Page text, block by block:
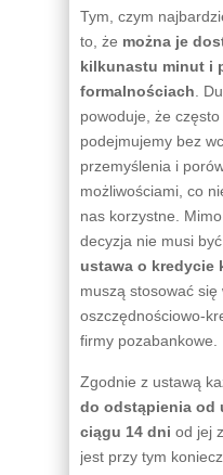
Tym, czym
to, że można je
kilkunastu minut i
formalnościach .
powoduje, że
podejmujemy bez
przemyślenia i
możliwościami, co
nas korzystne.
decyzja nie musi
ustawa o kredycie
muszą stosować
oszczędnościowo-
firmy pozabankowe.
Zgodnie z ustawą
do odstąpienia od
ciągu 14 dni od jej
jest przy tym